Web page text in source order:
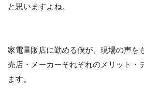
と思いますよね。
家電量販店に勤める僕が、現場の声を
売店・メーカーそれぞれのメリット・
ます。